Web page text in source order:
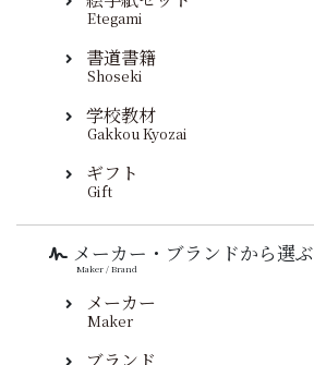
Etegami
書道書籍
Shoseki
学校教材
Gakkou Kyozai
ギフト
Gift
メーカー・ブランドから選ぶ
Maker / Brand
メーカー
Maker